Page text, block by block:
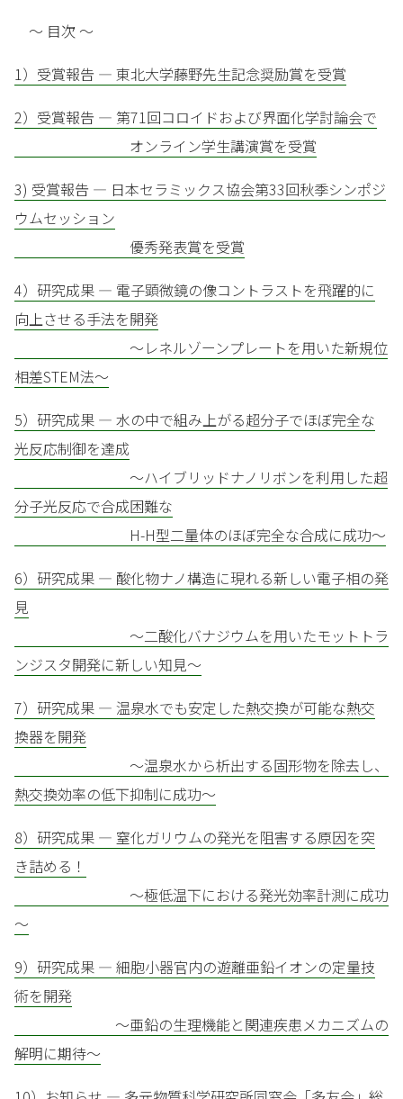
～ 目次 ～
1）受賞報告 — 東北大学藤野先生記念奨励賞を受賞
2）受賞報告 — 第71回コロイドおよび界面化学討論会で
オンライン学生講演賞を受賞
3) 受賞報告 — 日本セラミックス協会第33回秋季シンポジ
ウムセッション
優秀発表賞を受賞
4）研究成果 — 電子顕微鏡の像コントラストを飛躍的に
向上させる手法を開発
～レネルゾーンプレートを用いた新規位
相差STEM法～
5）研究成果 — 水の中で組み上がる超分子でほぼ完全な
光反応制御を達成
～ハイブリッドナノリボンを利用した超
分子光反応で合成困難な
H-H型二量体のほぼ完全な合成に成功～
6）研究成果 — 酸化物ナノ構造に現れる新しい電子相の発
見
～二酸化バナジウムを用いたモットトラ
ンジスタ開発に新しい知見～
7）研究成果 — 温泉水でも安定した熱交換が可能な熱交
換器を開発
～温泉水から析出する固形物を除去し、
熱交換効率の低下抑制に成功～
8）研究成果 — 窒化ガリウムの発光を阻害する原因を突
き詰める！
～極低温下における発光効率計測に成功
～
9）研究成果 — 細胞小器官内の遊離亜鉛イオンの定量技
術を開発
～亜鉛の生理機能と関連疾患メカニズムの
解明に期待～